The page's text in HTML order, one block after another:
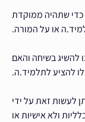
כדי שתהיה ממוקדת
או על המורה.
להשיג בשיחה והאם
להציע לתלמיד.ה.
לעשות זאת על ידי
ולא אישיות או